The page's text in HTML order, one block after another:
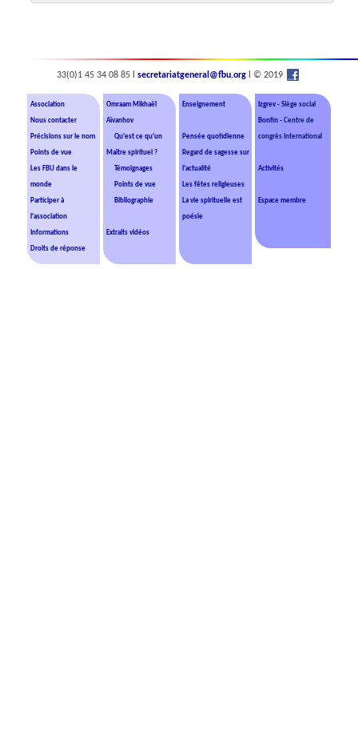
33(0)1 45 34 08 85 lsecretariatgeneral@fbu.org l © 2019
Association
Nous contacter
Précisions sur le nom
Points de vue
Les FBU dans le
monde
Participer à
l'association
Informations
Droits de réponse
Omraam Mikhaël
Aïvanhov
Qu'est ce qu'un
Maître spirituel ?
Témoignages
Points de vue
Bibliographie
Extraits vidéos
Enseignement
Pensée quotidienne
Regard de sagesse sur
l'actualité
Les fêtes religieuses
La vie spirituelle est
poésie
Izgrev - Siège social
Bonfin- Centre de
congrès international
Activités
Espace membre